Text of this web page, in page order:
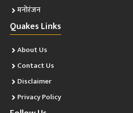
मनोरंजन
Quakes Links
About Us
Contact Us
Disclaimer
Privacy Policy